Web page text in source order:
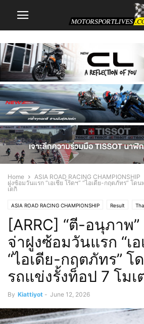
Home ASIA ROAD RACING CHAMPIONSHIP
ฝูงซ้อมวันแรก “เอเชีย โร้ดฯ” “ไอเดีย-กฤตภัทร” โด
เตกิ
ASIA ROAD RACING CHAMPIONSHIP Result
Yamaha Racing News
[ARRC] “ตี-อนุภาพ
จ่าฝูงซ้อมวันแรก “เอ
“ไอเดีย-กฤตภัทร”
รถแข่งรั้งท็อป 7 โมเ
By Kiattiyot - June 12, 2026